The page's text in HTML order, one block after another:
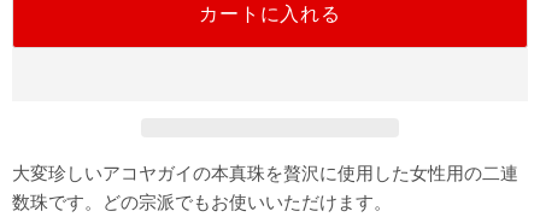
カートに入れる
大変珍しいアコヤガイの本真珠を贅沢に使用した女性用の二連
数珠です。どの宗派でもお使いいただけます。